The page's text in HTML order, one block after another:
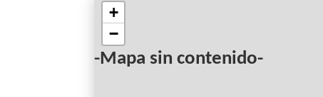
-Mapa sin contenido-
+
−